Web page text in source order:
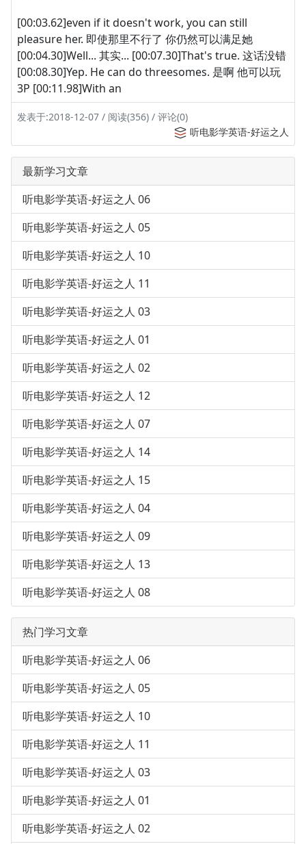
[00:03.62]even if it doesn't work, you can still
pleasure her. 即使那里不行了 你仍然可以满足她
[00:04.30]Well... 其实... [00:07.30]That's true. 这话没错
[00:08.30]Yep. He can do threesomes. 是啊 他可以玩
3P [00:11.98]With an
发表于:2018-12-07 / 阅读(356) / 评论(0)
听电影学英语-好运之人
最新学习文章
听电影学英语-好运之人 06
听电影学英语-好运之人 05
听电影学英语-好运之人 10
听电影学英语-好运之人 11
听电影学英语-好运之人 03
听电影学英语-好运之人 01
听电影学英语-好运之人 02
听电影学英语-好运之人 12
听电影学英语-好运之人 07
听电影学英语-好运之人 14
听电影学英语-好运之人 15
听电影学英语-好运之人 04
听电影学英语-好运之人 09
听电影学英语-好运之人 13
听电影学英语-好运之人 08
热门学习文章
听电影学英语-好运之人 06
听电影学英语-好运之人 05
听电影学英语-好运之人 10
听电影学英语-好运之人 11
听电影学英语-好运之人 03
听电影学英语-好运之人 01
听电影学英语-好运之人 02